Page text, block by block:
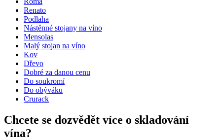
Počet lahví (Bordeaux)
Typ láhve
Rozměry (ŠxVxH cm)
Výška (cm)105
Šířka (cm)
Hloubka (cm)
Hmotnost (kg)12
Renato
Podlaha
Nástěnné stojany na víno
Mensolas
Malý stojan na víno
Kov
Dřevo
Dobré za danou cenu
Do soukromí
Do obýváku
Crurack
Chcete se dozvědět více o skladování
vína?